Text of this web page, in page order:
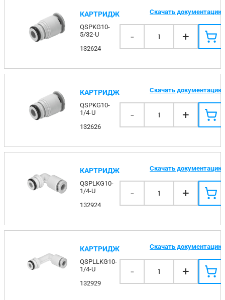
КАРТРИДЖ
QSPKG10-
5/32-U
132624
Скачать документацию
- 1 +
КАРТРИДЖ
QSPKG10-
1/4-U
132626
Скачать документацию
- 1 +
КАРТРИДЖ
QSPLKG10-
1/4-U
132924
Скачать документацию
- 1 +
КАРТРИДЖ
QSPLLKG10-
1/4-U
132929
Скачать документацию
- 1 +